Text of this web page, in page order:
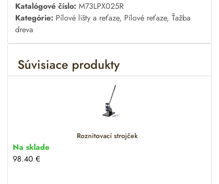
A
l
t
e
n
a
Katalógové číslo: M73LPX025R
Kategórie: Pílové lišty a reťaze, Pílové reťaze, Ťažba
dreva
Súvisiace produkty
Roznitovací strojček
Na sklade
98.40 €